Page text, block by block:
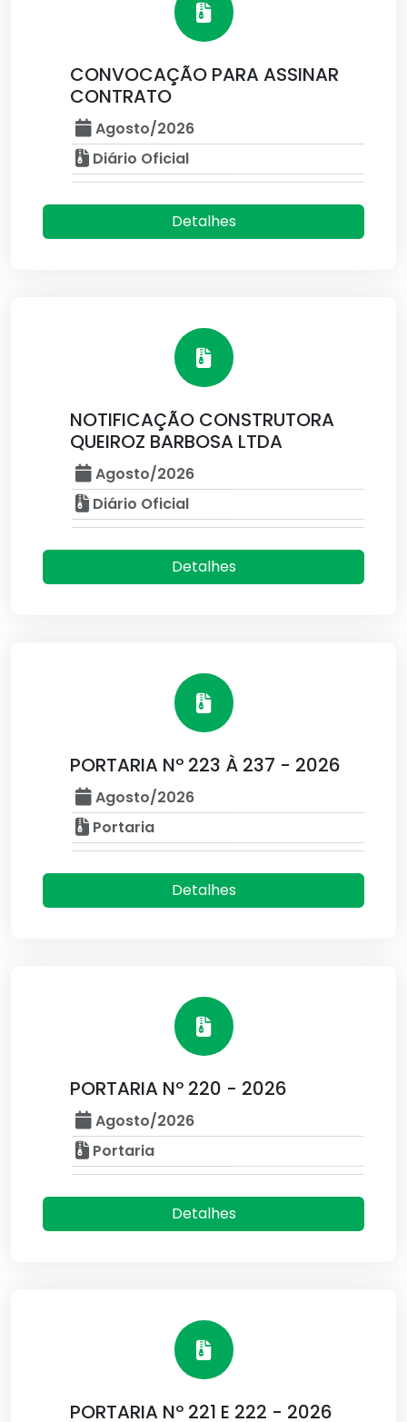
CONVOCAÇÃO PARA ASSINAR
CONTRATO
Agosto/2026
Diário Oficial
Detalhes
NOTIFICAÇÃO CONSTRUTORA
QUEIROZ BARBOSA LTDA
Agosto/2026
Diário Oficial
Detalhes
PORTARIA Nº 223 À 237 - 2026
Agosto/2026
Portaria
Detalhes
PORTARIA Nº 220 - 2026
Agosto/2026
Portaria
Detalhes
PORTARIA Nº 221 E 222 - 2026